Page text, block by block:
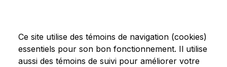
Ce site utilise des témoins de navigation (cookies)
essentiels pour son bon fonctionnement. Il utilise
aussi des témoins de suivi pour améliorer votre